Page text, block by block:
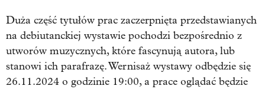
Duża część tytułów prac zaczerpnięta przedstawianych
na debiutanckiej wystawie pochodzi bezpośrednio z
utworów muzycznych, które fascynują autora, lub
stanowi ich parafrazę. Wernisaż wystawy odbędzie się
26.11.2024 o godzinie 19:00, a prace oglądać będzie